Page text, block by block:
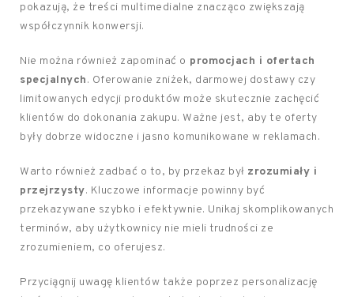
pokazują, że treści multimedialne znacząco zwiększają
współczynnik konwersji.
Nie można również zapominać o promocjach i ofertach
specjalnych. Oferowanie zniżek, darmowej dostawy czy
limitowanych edycji produktów może skutecznie zachęcić
klientów do dokonania zakupu. Ważne jest, aby te oferty
były dobrze widoczne i jasno komunikowane w reklamach.
Warto również zadbać o to, by przekaz był zrozumiały i
przejrzysty. Kluczowe informacje powinny być
przekazywane szybko i efektywnie. Unikaj skomplikowanych
terminów, aby użytkownicy nie mieli trudności ze
zrozumieniem, co oferujesz.
Przyciągnij uwagę klientów także poprzez personalizację